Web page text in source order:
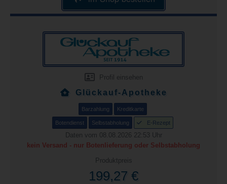
Profil einsehen
Glückauf-Apotheke
Barzahlung Kreditkarte
Botendienst Selbstabholung E-Rezept
Daten vom 08.08.2026 22:53 Uhr
kein Versand - nur Botenlieferung oder Selbstabholung
Produktpreis
199,27 €